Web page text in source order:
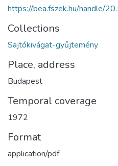
https://bea.fszek.hu/handle/
Collections
Sajtókivágat-gyűjtemény
Place, address
Budapest
Temporal coverage
1972
Format
application/pdf